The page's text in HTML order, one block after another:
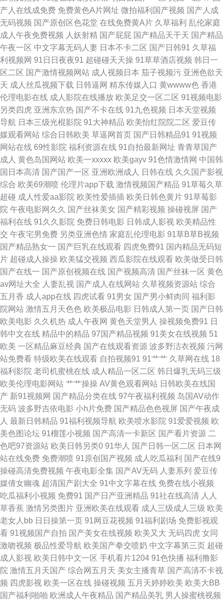
址 五月天干逼网站1 国产在线视屏91 午夜剧场东京热 国产欧美日韩性爱 91
福利所 九一视频道免费 91久久豆花 久草蜜臀视频在线 加勒比无码电影 91人
人操 欧洲午夜精品 99热婷婷 欧美精品18 97激情理论 东方av网 91黄色网入
口 激情福利午夜 韩国成人社区 黄色网址 久操超碰 福利视频在线导航 91国
精产品 东京热久久AV 韩国精品人妻 www91做爱 在线观看91 91视频综合网
站 91网红在线观看 91茄子 操逼导航 51久草在线播放 成人AV线上看 足交影
院 豆花精品亚洲 久久香人体 人人妻人人视频 伊人一线二线 九一美女肏屄 国
产三级综合在线 国家专区一二三 日韩草草视频 午夜福利tv 影音先锋丝袜诱
惑 午夜少妇秀场Av 国产理伦 91资源超碰 97福利社区视频 91网页入口免费
大香蕉伊人视频网 国产六页 美女爆操 日本性视频 韩国三A91片 亚洲春色小
说网 91黑丝白丝 97亚州色图 人人操人人 www91做爱 午夜激情男女 韩日
www 91白丝在线观看 久久九九 91观看在线视频 青娱乐大鸡吧av 成人av福
利2区 日韩有码另类精品 成人在线不卡视频 99青青 色色av 韩国AV大片片 免
费九一 97超碰免费 操操超碰 午夜色影院 久久草爱 91社区在线观看 青娱乐
99在线 AV免费三级手机 影音先锋狼人干 久久精品嫩草 国产盗拍色视频 爱
豆传媒映画 91在线色情电影 欧美日韩中色色 超碰97人人操 日本a在线观看
国产视频25页 亚洲口工视频网址 亚洲日逼 狠狠狠日 91黑丝高跟后入 久久天
堂国产情侣 91精选视频 日韩欧美一道 福利中文在线导航 91精品视频网站 日
本AV在线直播 97国超碰资源 亚洲精品黄色网址 久操婷婷福利姬 超碰97人人
网 日韩精品社区 成人av伊人网 日韩无码精品网址 久草视频福利资源 超碰91
最新 俺去也五月天 婷婷基地qvod 国产瑟瑟97 亚洲欧洲狠狠肏 久久草草热
国产 91大赛福利视频 久久福利一区二区 另类激情网站 激情导航 91视频
9999 欧美日韩日本网 草草福利视频导航 日韩欧美国产17 日韩无码福利导航
黄色中文字幕 国产44页 91黄色电影院 青青草原影院 豆花国产mv 亚洲久草
产人在线成免费 免费黄色A片网址 微拍福利国产视频 国产人成
无码视频 国产原创区色花堂 在线免费黄A片 久草福利 乱伦家庭
成人午夜免费视频 人妖射精 国产屁屁 国产精品天干天 国产精品
午夜一区 中文字幕无码人妻 日本不卡二区 国产日韩91 久草福
利视频网 91日日夜夜91 超碰碰天天操 91草草酒店视频 韩日一
区二区 国产激情视频网站 成人视频日本 茄子视频污 亚洲色欲天
天 成人丝瓜视频下载 日韩逼网 精东传媒入口 黄wwww色 香港
伦理电影在线 成人影院在线播放 欧美足交一区二区 91视频电影
另类四虎 亚洲东京热 国产不卡在线 91九色视频 日本天堂视频
导航 日本三级光棍影院 91大神精品 欧美怡红院院二区 爱豆传
媒观看网站 综合日韩欧美 草逼网首页 国产日韩精品91 91视频
网站在线 69性影院 福利资源在线 91自拍最新网址 青青草国产
成人 黄色岛国网站 欧美一xxxxx 欧美gayv 91色情激情网 中国韩
国日本高清 国产国产一区 亚洲欧洲成人 日韩在线 久久国产影视
综合 欧美69潮喷 伦理片app下载 激情视频国产精品 91草莓久草
超碰 成人性爱aa影院 欧美性爱插插 欧美日韩色黄片 91草莓影
院 午夜电影网久久 国产丝袜美女 国产精彩视频 操碰视屏 国产
福利在线 91久久影院 免费日韩电影 日韩成人影视 欧美精品性
交 午夜宅男免费 另类亚洲色情 家庭乱伦理电影 91草B草B视频
国产精品熟女一 国产巨乳在线观看 四虎免费91 国内精品无码短
片 超碰成人操操 欧美猛交视频 西瓜影院在线观看 欧美做受日韩
国产在线一 国产原创视频在线 国产视频高清 国产丝袜一区 黄色
av网址大全 人妻乱视 国产成人在线网站 久草视频资源站 综合
五月香 成人app在线 四虎试看 91男女 国产男小鲜肉同 福利影
院网站 激情五月天色色 欧美极品电影 日韩成人第一页 国产日韩
欧美电影 久久机热 成人午夜网 黄色天堂男人 操视频免费91 日
韩中文在线 精品中的精品 97国产精品视频 91美女在线视频 51
欧美 一区精品麻豆经典 国产在线观看资源 波多野洁衣视频 污网
站免费看 特级欧美在线观看 自拍视频91 91艹艹 久草网在线 18
福利影院 老司机蜜桃在线 成人精品一区二区 韩日爆乳无码三级
欧美伦理电影网站 艹艹操操 AV黄色观看网站 日韩欧美在线国
产 新91视频网 国产精品分类在线 97午夜福利视频 岛国AV动作
无码 波多野吉依电影 小h片免费 国产精品色色视屏 国产午夜成
人 最新日韩精品 91福利视频导航 欧美喷水影院 91爱爱视频 欧
美色图论坛 91榴莲小视频 国产高清一卡新区 国产看片资源 二
色吧97资源站 欧美日韩另类0 91华人 国产日韩一区二区 日本网
站在线免费 免费潮喷 91原创国产视频 成人吃瓜福利 国产在线9
操碰高清免费视频 午夜电影全集 国产AV无码 人妻系列 爱豆传
媒倩女幽魂 超清国产剧大全 91中文字幕在线 免费在线小视频
吃瓜福利小视频 免费91 国产日产亚洲精品 91社在线高清 人人
草香蕉 激情另类图片 亚洲欧美在线观看 成人三级成人三级 欧美
老女人bb 日日操第一页 91网豆花视频 91福利剧场 免费影视观
看 91视频国产自拍 国产美女在线视频 欧美又大 无码四虎 女同
激吻视频 极品性爱导航 欧美国产拳交喷奶 中文字幕第三页 超碰
成人影视 欧美日韩中文一区 手机看片1204 91色快播 福利撸影
院 激情五月天国产 综合网五月天 美女主播青草 国产高清不卡视
频 四虎影视 欧美一区在线 操碰视频 五月天婷婷欧美 欧美大BB
国产福利啪啪 欧洲成人午夜精品 国产精品美乳 男人操蜜桃视频